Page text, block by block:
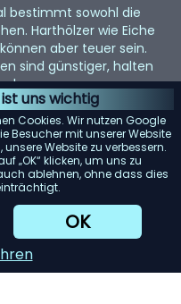
uns wichtig
Cookies. Wir nutzen Google
Besucher mit unserer Website
Website zu verbessern.
„OK“ klicken, um uns zu
ablehnen, ohne dass dies
OK
bestimmt sowohl die
Harthölzer wie Eiche
aber teuer sein.
sind günstiger, halten
lange.
Sie, wie viel Stauraum
in Ihrem Zimmer zur
Bereich, in dem Sie die
um sicherzustellen, dass
Suchen Sie nach
da
ermöglichen